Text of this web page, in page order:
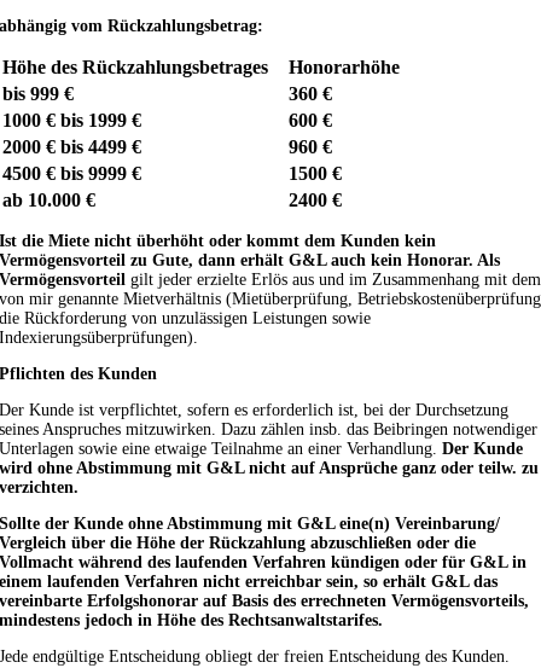
abhängig vom Rückzahlungsbetrag:
Höhe des Rückzahlungsbetrages
Honorarhöhe
bis 999 €
360 €
1000 € bis 1999 €
600 €
2000 € bis 4499 €
960 €
4500 € bis 9999 €
1500 €
ab 10.000 €
2400 €
Ist die Miete nicht überhöht oder kommt dem Kunden kein
Vermögensvorteil zu Gute, dann erhält G&L auch kein Honorar. Als
Vermögensvorteil gilt jeder erzielte Erlös aus und im Zusammenhang mit dem
von mir genannte Mietverhältnis (Mietüberprüfung, Betriebskostenüberprüfung
die Rückforderung von unzulässigen Leistungen sowie
Indexierungsüberprüfungen).
Pflichten des Kunden
Der Kunde ist verpflichtet, sofern es erforderlich ist, bei der Durchsetzung
seines Anspruches mitzuwirken. Dazu zählen insb. das Beibringen notwendiger
Unterlagen sowie eine etwaige Teilnahme an einer Verhandlung.Der Kunde
wird ohne Abstimmung mit G&L nicht auf Ansprüche ganz oder teilw. zu
verzichten.
Sollte der Kunde ohne Abstimmung mit G&L eine(n) Vereinbarung/
Vergleich über die Höhe der Rückzahlung abzuschließen oder die
Vollmacht während des laufenden Verfahren kündigen oder für G&L in
einem laufenden Verfahren nicht erreichbar sein, so erhält G&L das
vereinbarte Erfolgshonorar auf Basis des errechneten Vermögensvorteils,
mindestens jedoch in Höhe des Rechtsanwaltstarifes.
Jede endgültige Entscheidung obliegt der freien Entscheidung des Kunden.